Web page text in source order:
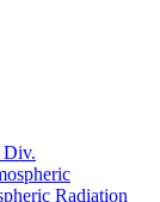
Div.
Radiation